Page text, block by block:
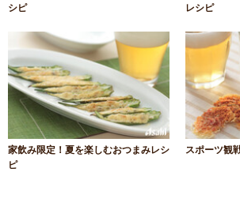
シピ
レシピ
家飲み限定！夏を楽しむおつまみレシ
ピ
スポーツ観